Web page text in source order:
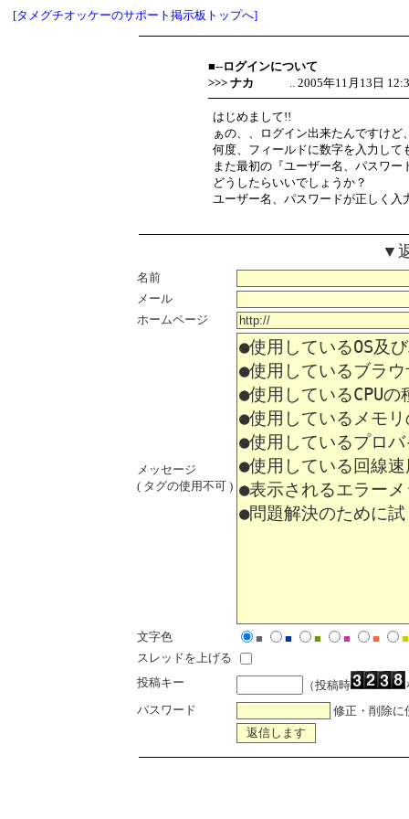
[タメグチオッケーのサポート掲示板トップへ]
■--ログインについて
>>> ナカ
.. 2005年11月13日
はじめまして!!
ぁの、、ログイン出来たんですけ
何度、フィールドに数字を入力して
また最初の『ユーザー名、パスワ
どうしたらいいでしょうか？
ユーザー名、パスワードが正しく入
▼
名前
メール
ホームページ
メッセージ
( タグの使用不可 )
文字色 ■ ■ ■ ■ ■
■
スレッドを上げる
投稿キー
（投稿時
パスワード
修正・削除に